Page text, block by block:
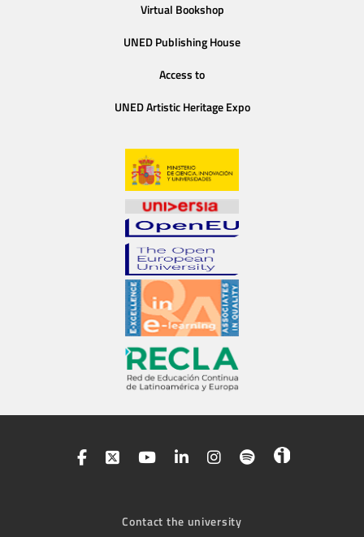
Virtual Bookshop
UNED Publishing House
Access to
UNED Artistic Heritage Expo
Contact the university